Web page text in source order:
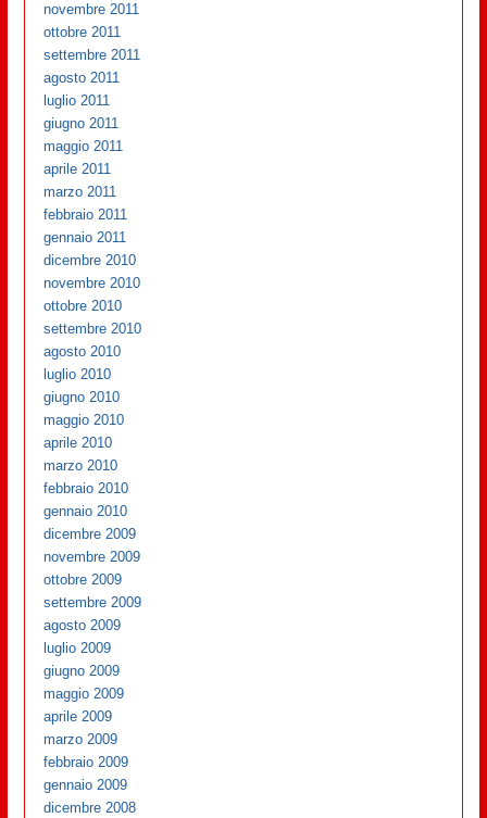
novembre 2011
ottobre 2011
settembre 2011
agosto 2011
luglio 2011
giugno 2011
maggio 2011
aprile 2011
marzo 2011
febbraio 2011
gennaio 2011
dicembre 2010
novembre 2010
ottobre 2010
settembre 2010
agosto 2010
luglio 2010
giugno 2010
maggio 2010
aprile 2010
marzo 2010
febbraio 2010
gennaio 2010
dicembre 2009
novembre 2009
ottobre 2009
settembre 2009
agosto 2009
luglio 2009
giugno 2009
maggio 2009
aprile 2009
marzo 2009
febbraio 2009
gennaio 2009
dicembre 2008